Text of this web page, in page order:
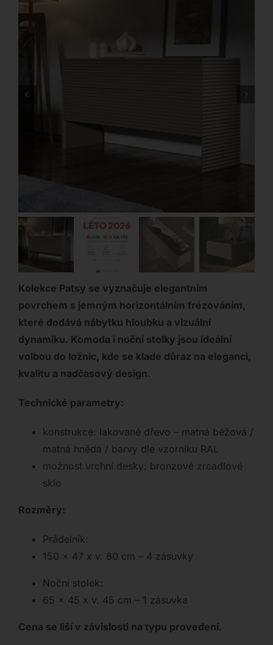
Kolekce Patsy se vyznačuje elegantním
povrchem s jemným horizontálním frézováním,
které dodává nábytku hloubku a vizuální
dynamiku. Komoda i noční stolky jsou ideální
volbou do ložnic, kde se klade důraz na eleganci,
kvalitu a nadčasový design.
Technické parametry:
konstrukce: lakované dřevo – matná béžová /
matná hnědá / barvy dle vzorníku RAL
možnost vrchní desky: bronzové zrcadlové
sklo
Rozměry:
Prádelník:
150 x 47 x v. 80 cm – 4 zásuvky
Noční stolek:
65 x 45 x v. 45 cm – 1 zásuvka
Cena se liší v závislosti na typu provedení.